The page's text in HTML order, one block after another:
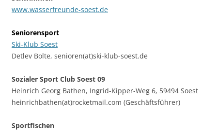
www.wasserfreunde-soest.de
Seniorensport
Ski-Klub Soest
Detlev Bolte, senioren(at)ski-klub-soest.de
Sozialer Sport Club Soest 09
Heinrich Georg Bathen, Ingrid-Kipper-Weg 6, 59494 Soest
heinrichbathen(at)rocketmail.com (Geschäftsführer)
Sportfischen